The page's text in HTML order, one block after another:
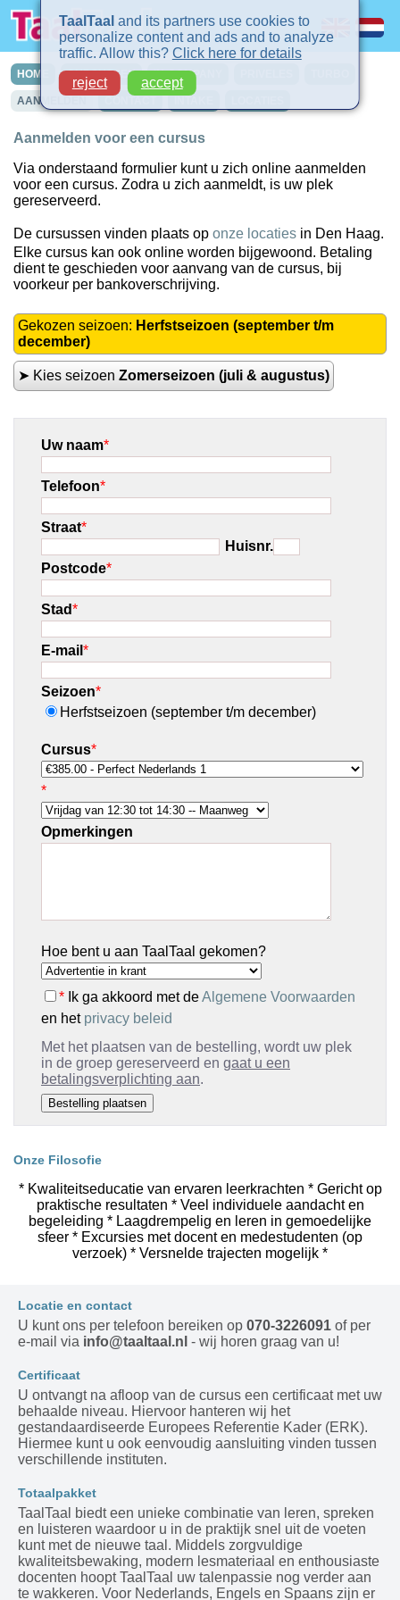
HOME CURSUSSEN IN-COMPANY
AANMELDEN
Aanmelden voor een cursus
Via onderstaand formulier kunt u zich online aanmelden
voor een cursus. Zodra u zich aanmeldt, is uw plek
gereserveerd.
De cursussen vinden plaats op onze locaties in Den Haag.
Elke cursus kan ook online worden bijgewoond. Betaling
dient te geschieden voor aanvang van de cursus, bij
voorkeur per bankoverschrijving.
Gekozen seizoen: Herfstseizoen (september t/m
december)
➤ Kies seizoen Zomerseizoen (juli & augustus)
Uw naam*
Telefoon*
Straat*
Huisnr.
Postcode*
Stad*
E-mail *
Seizoen*
Herfstseizoen (september t/m december)
Cursus*
*
Opmerkingen
Hoe bent u aan TaalTaal gekomen?
* Ik ga akkoord met deAlgemene Voorwaarden
en het privacy beleid
Met het plaatsen van de bestelling, wordt uw plek
in de groep gereserveerd en gaat u een
betalingsverplichting aan.
Onze Filosofie
* Kwaliteitseducatie van ervaren leerkrachten * Gericht op
praktische resultaten * Veel individuele aandacht en
begeleiding * Laagdrempelig en leren in gemoedelijke
sfeer * Excursies met docent en medestudenten (op
verzoek) * Versnelde trajecten mogelijk *
Locatie en contact
U kunt ons per telefoon bereiken op 070-3226091 of per
e-mail via info@taaltaal.nl - wij horen graag van u!
Certificaat
U ontvangt na afloop van de cursus een certificaat met uw
behaalde niveau. Hiervoor hanteren wij het
gestandaardiseerde Europees Referentie Kader (ERK).
Hiermee kunt u ook eenvoudig aansluiting vinden tussen
verschillende instituten.
Totaalpakket
TaalTaal biedt een unieke combinatie van leren, spreken
en luisteren waardoor u in de praktijk snel uit de voeten
kunt met de nieuwe taal. Middels zorgvuldige
kwaliteitsbewaking, modern lesmateriaal en enthousiaste
docenten hoopt TaalTaal uw talenpassie nog verder aan
te wakkeren. Voor Nederlands, Engels en Spaans zijn er
TaalTaal and its partners use cookies to
personalize content and ads and to analyze
traffic. Allow this? Click here for details
reject
accept